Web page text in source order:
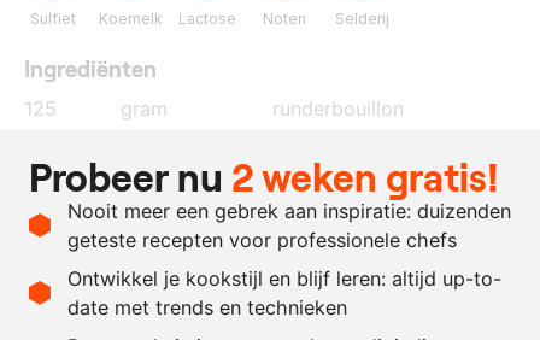
Sulfiet Koemelk Lactose Noten Selderij
Ingrediënten
125 gram
runderbouillon
2.5
gram
agar agar
2.5
gram
bladgelatine
Recept omrekenen
Probeer nu 2 weken gratis!
Nooit meer een gebrek aan inspiratie: duizenden
geteste recepten voor professionele chefs
Ontwikkel je kookstijl en blijf leren: altijd up-to-
date met trends en technieken